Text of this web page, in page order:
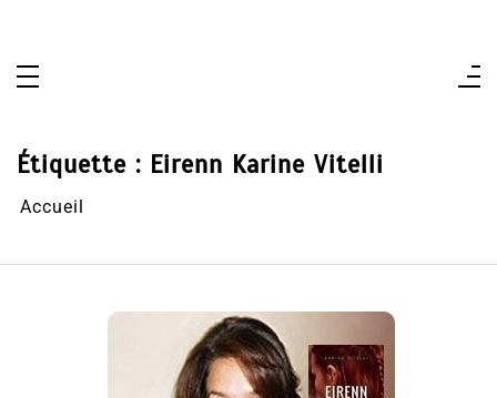
Étiquette : Eirenn Karine Vitelli
Accueil